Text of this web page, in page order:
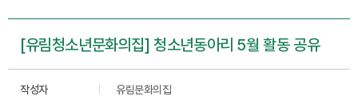
[유림청소년문화의집] 청소년동아리 5월 활동 공유
작성자
유림문화의집